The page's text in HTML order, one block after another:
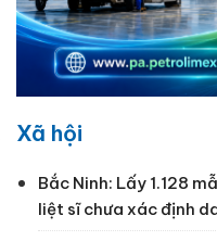
Xã hội
Bắc Ninh: Lấy 1.128
liệt sĩ chưa xác định